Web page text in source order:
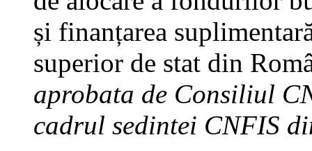
și finanțarea
superior de stat din
aprobata de Consiliul
cadrul sedintei CNFIS